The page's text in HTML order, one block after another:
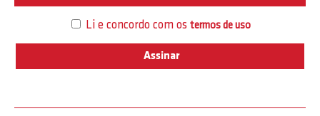
Li e concordo com os termos de uso